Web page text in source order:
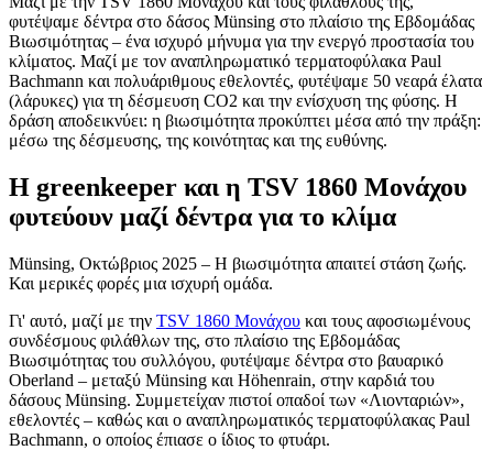
φυτέψαμε δέντρα στο δάσος Münsing στο πλαίσιο της Εβδομάδας
Βιωσιμότητας – ένα ισχυρό μήνυμα για την ενεργό προστασία του
κλίματος. Μαζί με τον αναπληρωματικό τερματοφύλακα Paul
Bachmann και πολυάριθμους εθελοντές, φυτέψαμε 50 νεαρά έλατα
(λάρυκες) για τη δέσμευση CO2 και την ενίσχυση της φύσης. Η
δράση αποδεικνύει: η βιωσιμότητα προκύπτει μέσα από την πράξη:
μέσω της δέσμευσης, της κοινότητας και της ευθύνης.
Η greenkeeper και η TSV 1860 Μονάχου
φυτεύουν μαζί δέντρα για το κλίμα
Münsing, Οκτώβριος 2025 – Η βιωσιμότητα απαιτεί στάση ζωής.
Και μερικές φορές μια ισχυρή ομάδα.
Γι' αυτό, μαζί με την TSV 1860 Μονάχου και τους αφοσιωμένους
συνδέσμους φιλάθλων της, στο πλαίσιο της Εβδομάδας
Βιωσιμότητας του συλλόγου, φυτέψαμε δέντρα στο βαυαρικό
Oberland – μεταξύ Münsing και Höhenrain, στην καρδιά του
δάσους Münsing. Συμμετείχαν πιστοί οπαδοί των «Λιονταριών»,
εθελοντές – καθώς και ο αναπληρωματικός τερματοφύλακας Paul
Bachmann, ο οποίος έπιασε ο ίδιος το φτυάρι.